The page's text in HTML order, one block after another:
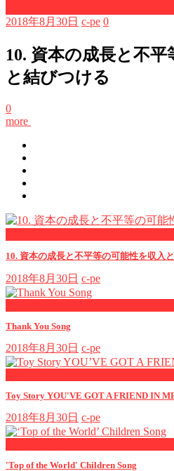
2018年8月30日 c-pe 0
10. 資本の成長と不
と結びつける
0
more
10. 資本の成長と不平等の可能性を収入
2018年8月30日 c-pe
Thank You Song
2018年8月30日 c-pe
Toy Story YOU'VE GOT A FRIEND IN
2018年8月30日 c-pe
'Top of the World' Children Song